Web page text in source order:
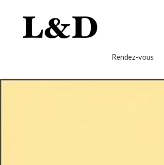
Rendez-vous